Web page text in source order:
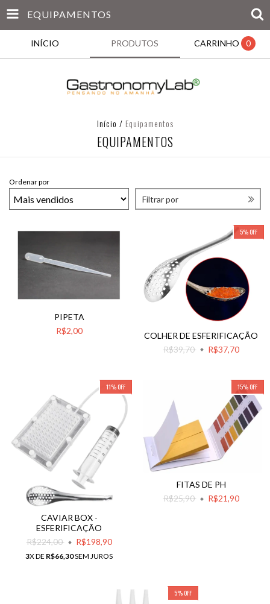
EQUIPAMENTOS
INÍCIO PRODUTOS CARRINHO 0
Início / Equipamentos
EQUIPAMENTOS
Ordenar por
Filtrar por
PIPETA
R$2,00
5% OFF
COLHER DE ESFERIFICAÇÃO
R$39,70
R$37,70
11%OFF
CAVIAR BOX -
ESFERIFICAÇÃO
R$224,00
R$198,90
3X DE R$66,30SEM JUROS
15%OFF
FITAS DE PH
R$25,90
R$21,90
5% OFF